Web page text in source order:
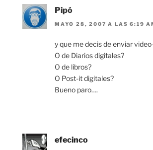
Pipó
MAYO 28, 2007 A LAS 6:19
y que me decis de enviar
O de Diarios digitales?
O de libros?
O Post-it digitales?
Bueno paro….
efecinco